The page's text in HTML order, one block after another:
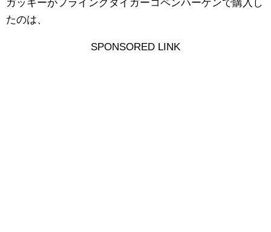
ガッキーがフライングタイガーコペンハーゲンで購入し
たのは、
SPONSORED LINK